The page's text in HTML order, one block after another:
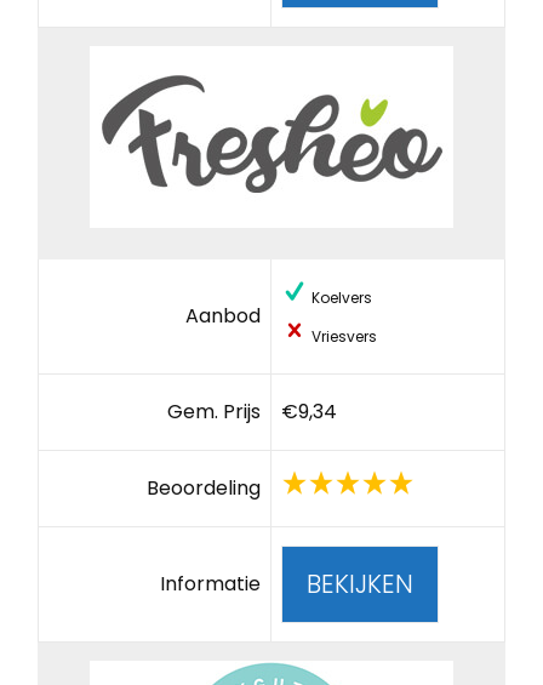
Aanbod
Koelvers
Vriesvers
Gem. Prijs €9,34
Beoordeling
Informatie BEKIJKEN